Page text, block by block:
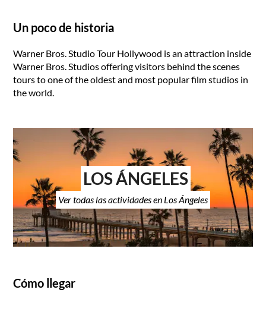
Un poco de historia
Warner Bros. Studio Tour Hollywood is an attraction inside
Warner Bros. Studios offering visitors behind the scenes
tours to one of the oldest and most popular film studios in
the world.
LOS ÁNGELES
Ver todas las actividades en Los Ángeles
Cómo llegar